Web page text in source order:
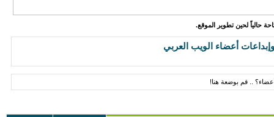
حالياً لحين تطوير الموقع.
أعضاء الويب العربي
.. قم بوضعة هنا!